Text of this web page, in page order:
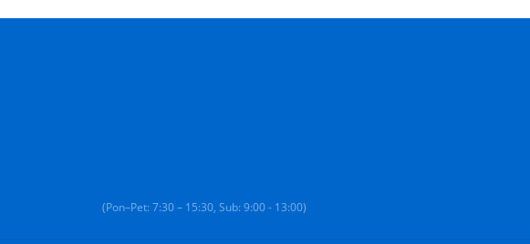
(Pon–Pet: 7:30 – 15:30, Sub: 9:00 - 13:00)